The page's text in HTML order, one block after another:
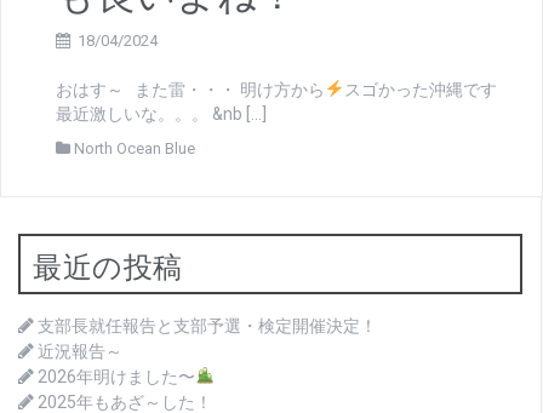
18/04/2024
おはす～ また雷・・・ 明け方から
スゴかった沖縄です
最近激しいな。。。 &nb […]
North Ocean Blue
最近の投稿
支部長就任報告と支部予選・検定開催決定！
近況報告～
2026年明けました〜
2025年もあざ～した！